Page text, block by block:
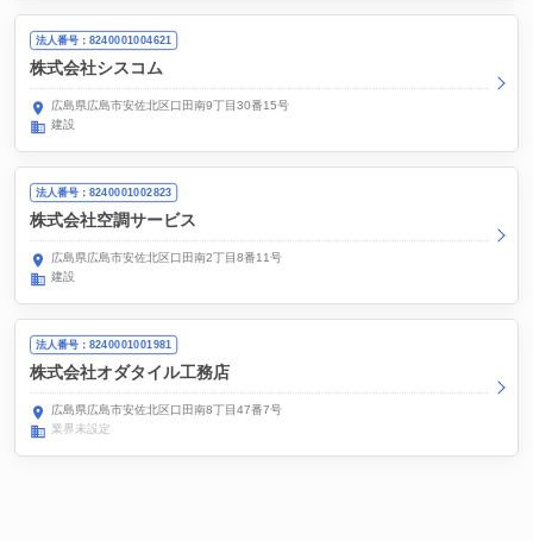
法人番号：8240001004621
株式会社シスコム
広島県広島市安佐北区口田南9丁目30番15号
建設
法人番号：8240001002823
株式会社空調サービス
広島県広島市安佐北区口田南2丁目8番11号
建設
法人番号：8240001001981
株式会社オダタイル工務店
広島県広島市安佐北区口田南8丁目47番7号
業界未設定